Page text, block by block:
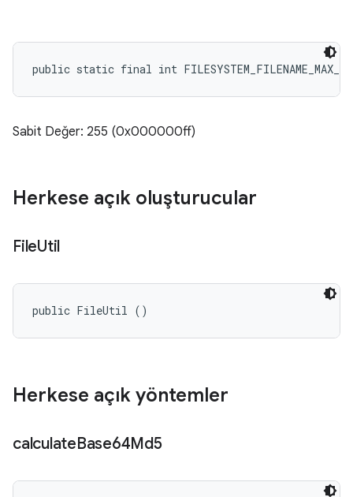
public static final int
Sabit Değer: 255 (0x000000ff)
Herkese açık oluşturucular
FileUtil
public FileUtil ()
Herkese açık yöntemler
calculateBase64Md5